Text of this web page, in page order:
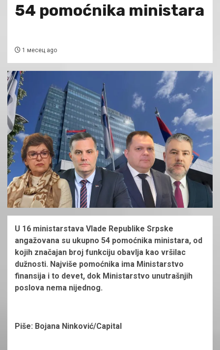
54 pomoćnika ministara
1 месец ago
U 16 ministarstava Vlade Republike Srpske
angažovana su ukupno 54 pomoćnika ministara, od
kojih značajan broj funkciju obavlja kao vršilac
dužnosti. Najviše pomoćnika ima Ministarstvo
finansija i to devet, dok Ministarstvo unutrašnjih
poslova nema nijednog.
Piše: Bojana Ninković/Capital